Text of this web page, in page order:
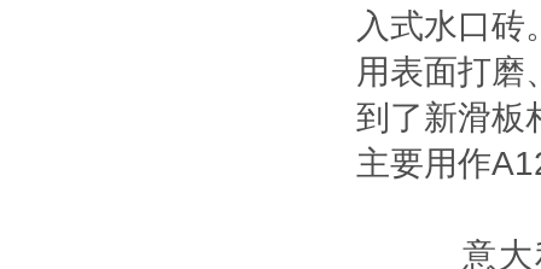
入式水口砖
用表面打磨
到了新滑板
主要用作
意大利